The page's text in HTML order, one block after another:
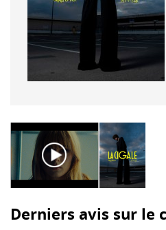
Derniers avis sur le